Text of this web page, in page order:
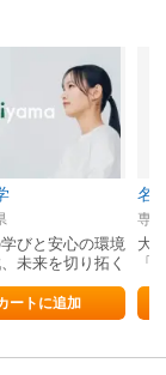
びと安心の環境
未来を切り拓く
ートに追加
名
専
大
「